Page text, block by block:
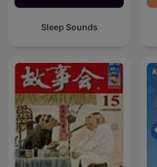
Sleep Sounds